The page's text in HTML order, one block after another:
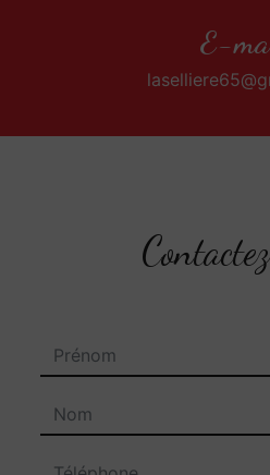
E-